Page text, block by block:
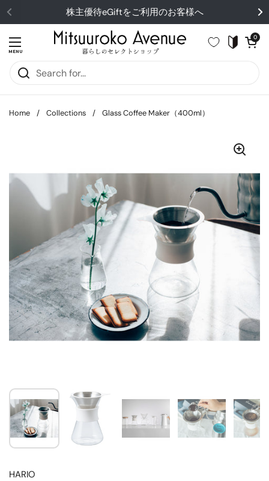
Skip to content 株主優待eGiftをご利用のお客様へ
Open menu
MENU
Open cart
0
Home / Collections / Glass Coffee Maker（400ml）
HARIO